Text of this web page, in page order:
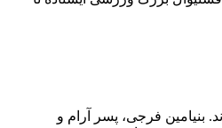
بنیامین فرجی، پسر آرام و